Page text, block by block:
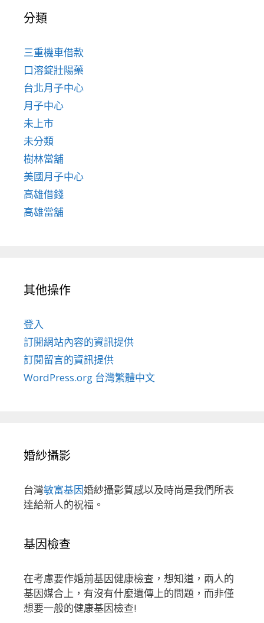
分類
三重機車借款
口溶錠壯陽藥
台北月子中心
月子中心
未上市
未分類
樹林當舖
美國月子中心
高雄借錢
高雄當舖
其他操作
登入
訂閱網站內容的資訊提供
訂閱留言的資訊提供
WordPress.org 台灣繁體中文
婚紗攝影
台灣敏富基因婚紗攝影質感以及時尚是我們所表
達給新人的祝福。
基因檢查
在考慮要作婚前基因健康檢查，想知道，兩人的
基因媒合上，有沒有什麼遺傳上的問題，而非僅
想要一般的健康基因檢查!